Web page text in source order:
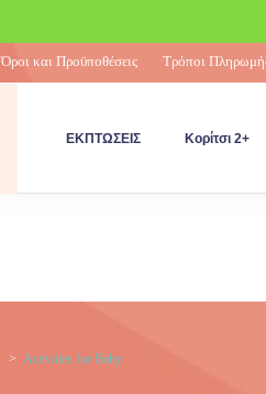
Όροι και Προϋποθέσεις Τρόποι
ΕΚΠΤΩΣΕΙΣ Κορίτσι 2+
> Activities for Baby